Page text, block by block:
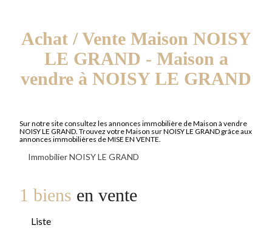
Achat / Vente Maison NOISY
LE GRAND - Maison a
vendre à NOISY LE GRAND
Sur notre site consultez les annonces immobilière de Maison à vendre
NOISY LE GRAND. Trouvez votre Maison sur NOISY LE GRAND grâce aux
annonces immobilières de MISE EN VENTE.
Immobilier NOISY LE GRAND
1 biens en vente
Liste